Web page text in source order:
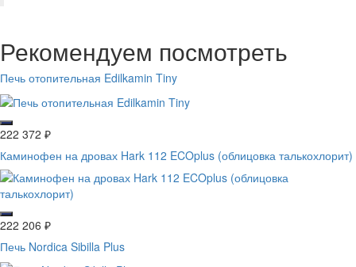
Рекомендуем посмотреть
Печь отопительная Edilkamin Tiny
222 372 ₽
Каминофен на дровах Hark 112 ECOplus (облицовка талькохлорит)
222 206 ₽
Печь Nordica Sibilla Plus